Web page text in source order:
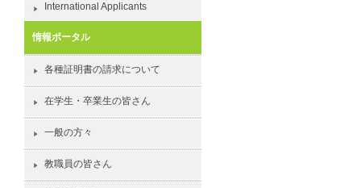
International Applicants
情報ポータル
各種証明書の請求について
在学生・卒業生の皆さん
一般の方々
教職員の皆さん